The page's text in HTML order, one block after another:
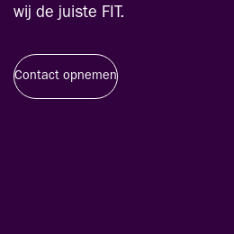
wij de juiste FIT.
Contact opnemen